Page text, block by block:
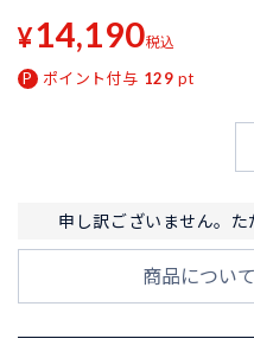
¥14,190税込
ポイント付与 129 pt
申し訳ございません。た
商品につい